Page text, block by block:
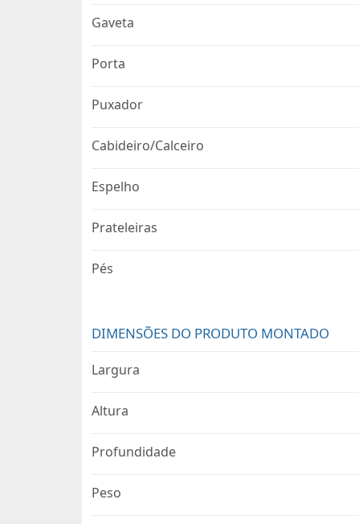
Gaveta
Porta
Puxador
Cabideiro/Calceiro
Espelho
Prateleiras
Pés
DIMENSÕES DO PRODUTO MONTADO
Largura
Altura
Profundidade
Peso